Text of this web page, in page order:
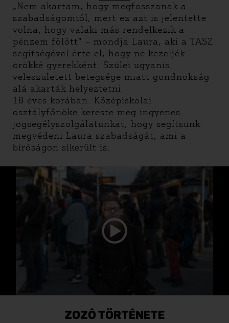
„Nem akartam, hogy megfosszanak a
szabadságomtól, mert ez azt is jelentette
volna, hogy valaki más rendelkezik a
pénzem fölött” – mondja Laura, aki a TASZ
segítségével érte el, hogy ne kezeljék
örökké gyerekként. Szülei ugyanis
veleszületett betegsége miatt gondnokság
alá akarták helyeztetni
18 éves korában. Középiskolai
osztályfőnöke kereste meg ingyenes
jogsegélyszolgálatunkat, hogy segítsünk
megvédeni Laura szabadságát, ami a
bíróságon sikerült is.
ZOZÓ TÖRTÉNETE